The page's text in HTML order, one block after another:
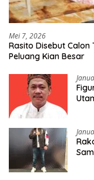
Mei 7, 2026
Rasito Disebut
Peluang Kian Besar